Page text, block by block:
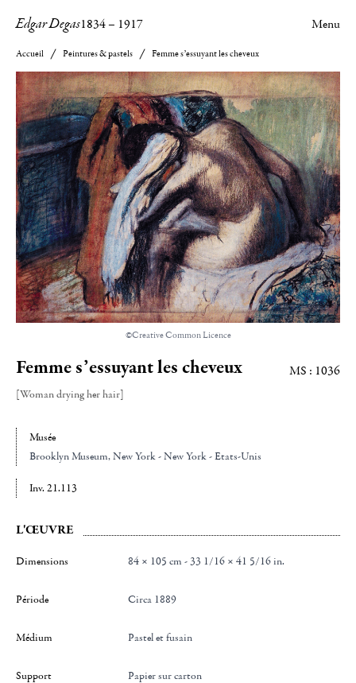
Edgar Degas1834– 1917 Menu
Accueil Peintures & pastels Femme s’essuyant les cheveux
©Creative Common Licence
Femme s’essuyant les cheveux
[Woman drying her hair]
MS : 1036
Musée
Brooklyn Museum, New York - New York - Etats-Unis
Inv. 21.113
L'ŒUVRE
Dimensions 84 × 105 cm - 33 1/16 × 41 5/16 in.
Période Circa 1889
Médium Pastel et fusain
Support Papier sur carton